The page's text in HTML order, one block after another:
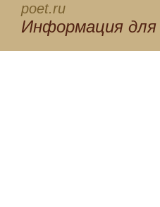
poet.ru
Информация для